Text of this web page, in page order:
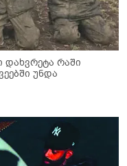
დახვრეტა რაში
უნდა